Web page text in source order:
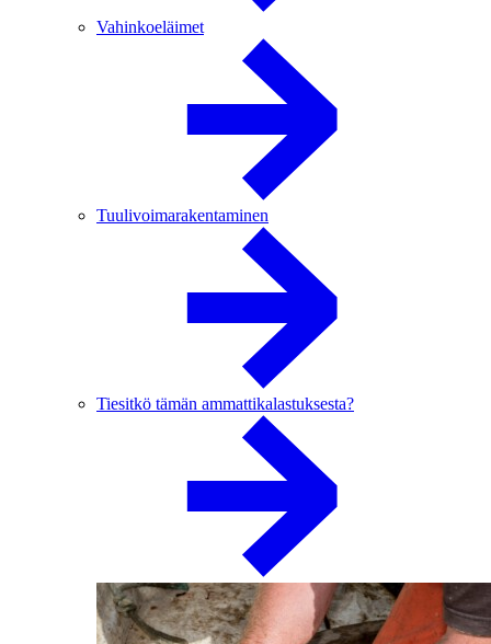
Vahinkoeläimet
Tuulivoimarakentaminen
Tiesitkö tämän ammattikalastuksesta?